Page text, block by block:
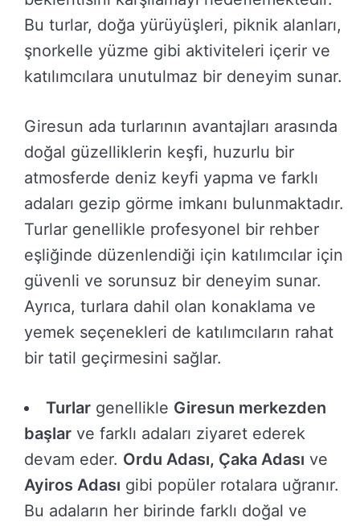
Bu turlar, doğa yürüyüşleri, piknik alanları,
şnorkelle yüzme gibi aktiviteleri içerir ve
katılımcılara unutulmaz bir deneyim sunar.
Giresun ada turlarının avantajları arasında
doğal güzelliklerin keşfi, huzurlu bir
atmosferde deniz keyfi yapma ve farklı
adaları gezip görme imkanı bulunmaktadır.
Turlar genellikle profesyonel bir rehber
eşliğinde düzenlendiği için katılımcılar için
güvenli ve sorunsuz bir deneyim sunar.
Ayrıca, turlara dahil olan konaklama ve
yemek seçenekleri de katılımcıların rahat
bir tatil geçirmesini sağlar.
Turlar genellikle Giresun merkezden
başlar ve farklı adaları ziyaret ederek
devam eder. Ordu Adası, Çaka Adası ve
Ayiros Adası gibi popüler rotalara uğranır.
Bu adaların her birinde farklı doğal ve